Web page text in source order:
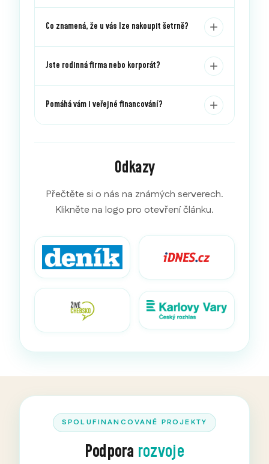
Co znamená, že u vás lze nakoupit šetrně?
Jste rodinná firma nebo korporát?
Pomáhá vám i veřejné financování?
Odkazy
Přečtěte si o nás na známých serverech.
Klikněte na logo pro otevření článku.
SPOLUFINANCOVANÉ PROJEKTY
Podpora rozvoje